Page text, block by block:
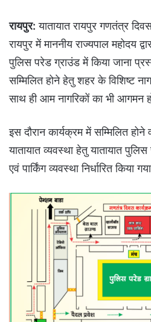
रायपुर: यातायात रायपुर गणतंत्र
रायपुर में माननीय राज्यपाल महोदय
पुलिस परेड ग्राउंड में किया जाना
सम्मिलित होने हेतु शहर के विशिष्ट
साथ ही आम नागरिकों का भी आगमन
इस दौरान कार्यक्रम में सम्मिलित
यातायात व्यवस्था हेतु यातायात पुलिस
एवं पार्किंग व्यवस्था निर्धारित किया